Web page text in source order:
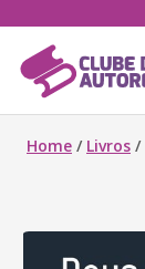
Home / Livros /